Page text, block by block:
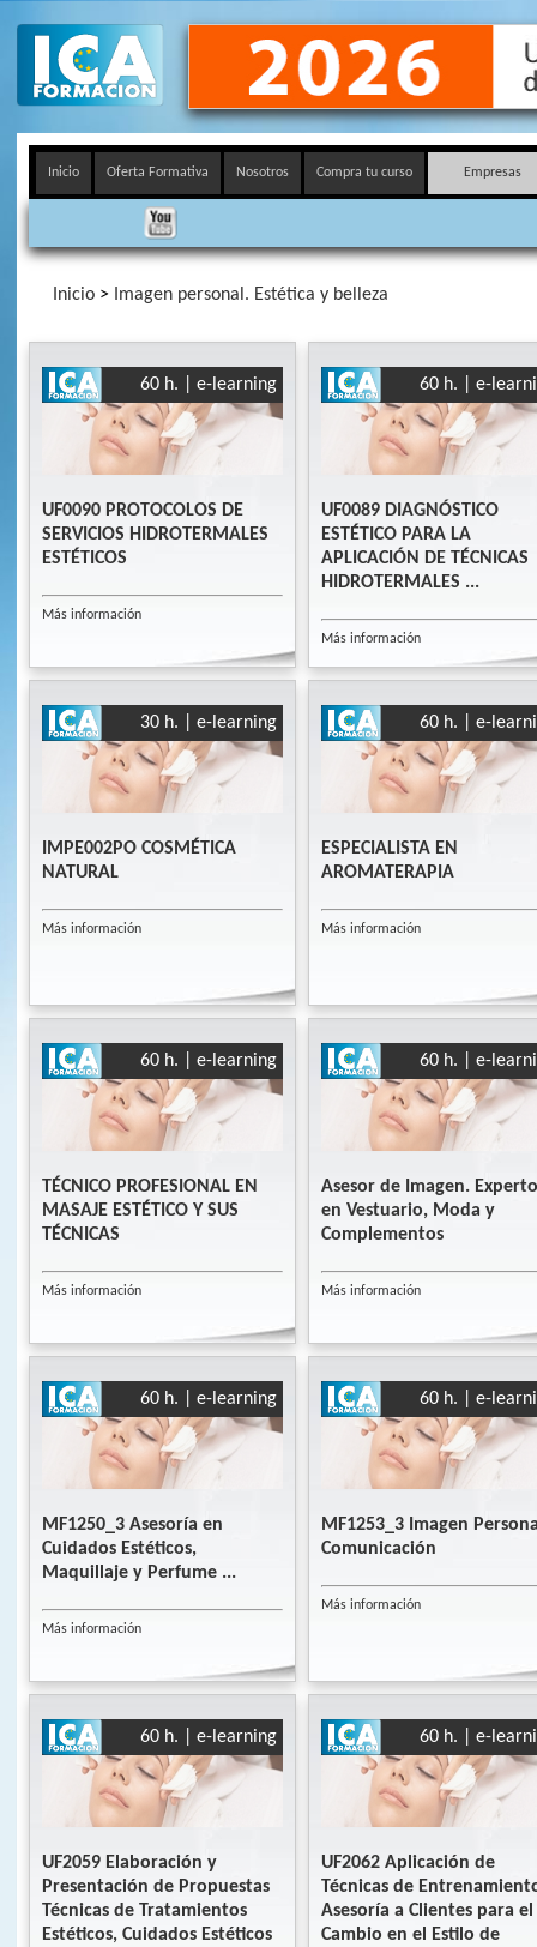
Inicio Oferta Formativa Nosotros Compra tu curso Empresas
Inicio> Imagen personal. Estética y belleza
60 h. | e-learning
UF0090 PROTOCOLOS DE
SERVICIOS HIDROTERMALES
ESTÉTICOS
Más información
60 h. | e-
UF0089 DIAGNÓSTICO
ESTÉTICO PARA LA
APLICACIÓN DE TÉCNICAS
HIDROTERMALES ...
Más información
30 h. | e-learning
IMPE002PO COSMÉTICA
NATURAL
Más información
60 h. | e-
ESPECIALISTA EN
AROMATERAPIA
Más información
60 h. | e-learning
TÉCNICO PROFESIONAL EN
MASAJE ESTÉTICO Y SUS
TÉCNICAS
Más información
60 h. | e-
Asesor de Imagen. Experto
en Vestuario, Moda y
Complementos
Más información
60 h. | e-learning
MF1250_3 Asesoría en
Cuidados Estéticos,
Maquillaje y Perfume ...
Más información
60 h. | e-
MF1253_3 Imagen
Comunicación
Más información
60 h. | e-learning
UF2059 Elaboración y
Presentación de Propuestas
Técnicas de Tratamientos
Estéticos, Cuidados Estéticos
60 h. | e-
UF2062 Aplicación de
Técnicas de
Asesoría a Clientes para el
Cambio en el Estilo de